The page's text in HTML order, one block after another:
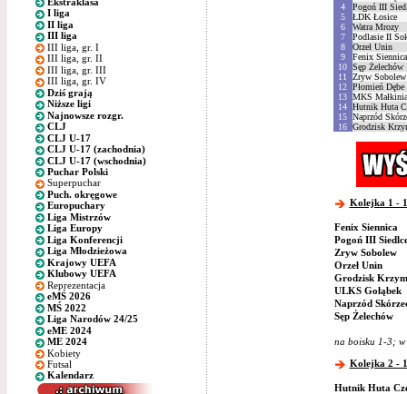
I liga
II liga
III liga
III liga, gr. I
III liga, gr. II
III liga, gr. III
III liga, gr. IV
Dziś grają
Niższe ligi
Najnowsze rozgr.
CLJ
CLJ U-17
CLJ U-17 (zachodnia)
CLJ U-17 (wschodnia)
Puchar Polski
Superpuchar
Puch. okręgowe
Europuchary
Liga Mistrzów
Liga Europy
Liga Konferencji
Liga Młodzieżowa
Krajowy UEFA
Klubowy UEFA
Reprezentacja
eMŚ 2026
MŚ 2022
Liga Narodów 24/25
eME 2024
ME 2024
Kobiety
Futsal
Kalendarz
4
Pogoń III
5
ŁDK Łosice
6
Watra Mrozy
7
Podlasie II
8
Orzeł Unin
9
Fenix Siennica
10 Sęp Żelechów
11
Zryw Sobolew
12 Płomień
13 MKS
14 Hutnik Huta
15 Naprzód
16 Grodzisk
Kolejka 1 -
Fenix Siennica
Pogoń III
Zryw Sobolew
Orzeł Unin
Grodzisk
ULKS Gołąbek
Naprzód
Sęp Żelechów
na boisku 1-3; w
Kolejka 2 -
Hutnik Huta